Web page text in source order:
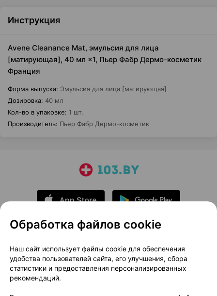
Инструкция
Avene Cleanance Mat, эмульсия для лица
[матирующая], 40 мл ×1, Пьер Фабр Дермо-косметик
Франция
Форма выпуска: Эмульсия для лица [матирующая]
Дозировка: 40 мл
Кол-во в упаковке: 1 шт.
Производитель: Пьер Фабр Дермо-косметик
О проекте
Новости проекта
Размещение рекламы
Медицинский маркетинг
Публичный договор
Доставка
Обработка файлов cookie
Наш сайт использует файлы cookie для обеспечения
удобства пользователей сайта, его улучшения, сбора
статистики и предоставления персонализированных
рекомендаций.